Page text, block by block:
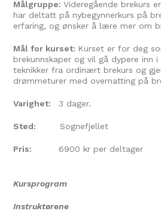
Målgruppe:Videregående brekurs
har deltatt på nybegynnerkurs på
erfaring, og ønsker å lære mer om
Mål for kurset: Kurset er for deg
brekunnskaper og vil gå dypere inn
teknikker fra ordinært brekurs og
drømmeturer med overnatting på
Varighet: 3 dager.
Sted: Sognefjellet
Pris: 6900 kr per deltager
Kursprogram
Instruktørene